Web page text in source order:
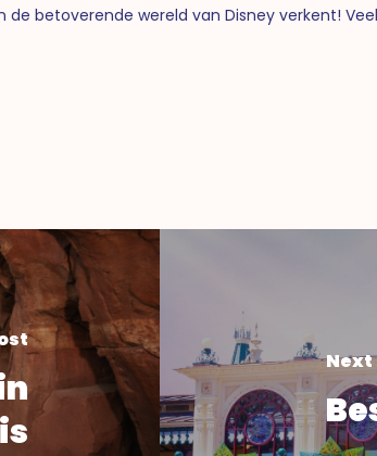
betoverende wereld van Disney verkent!
Next